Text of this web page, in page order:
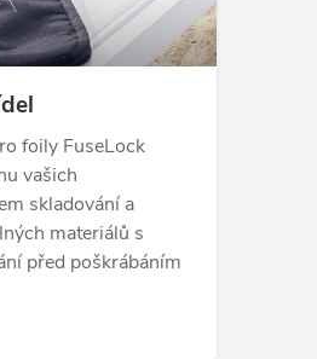
foily FuseLock
vašich
skladování a
materiálů s
před poškrábáním